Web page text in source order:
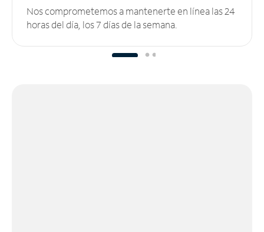
Nos comprometemos a mantenerte en línea las 24
horas del día, los 7 días de la semana.